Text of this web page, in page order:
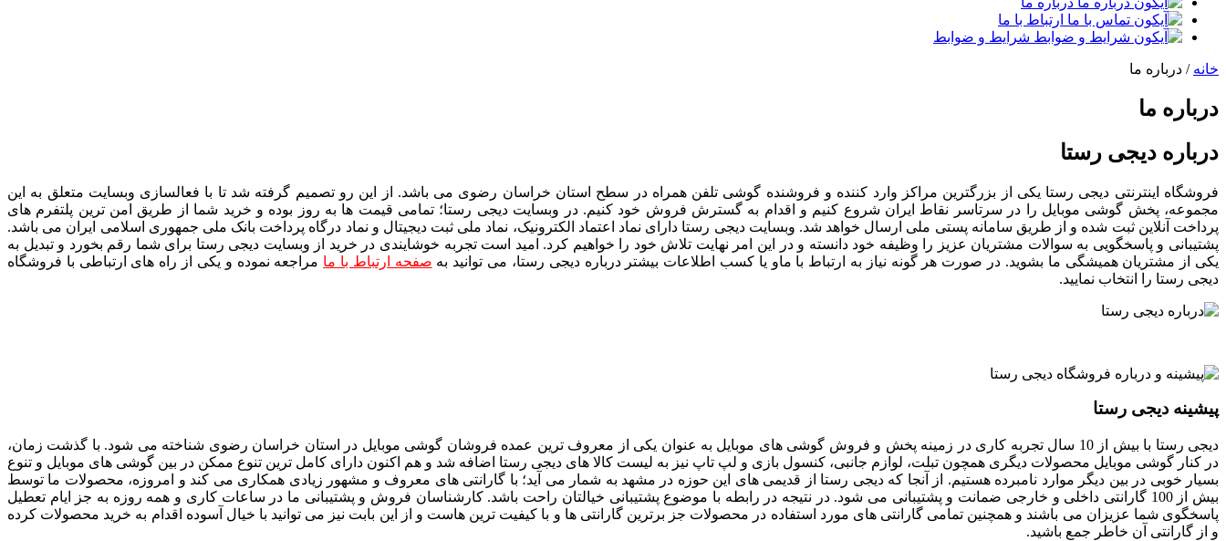
ارتباط با ما
شرایط و ضوابط
خانه / درباره ما
درباره ما
درباره دیجی رستا
فروشگاه اینترنتی دیجی رستا یکی از بزرگترین مراکز وارد کننده و فروشنده گوشی تلفن همراه در سطح استان خراسان رضوی می باشد. از این رو تصمیم گرفته شد تا با فعالسازی وبسایت متعلق به این
مجموعه، پخش گوشی موبایل را در سرتاسر نقاط ایران شروع کنیم و اقدام به گسترش فروش خود کنیم. در وبسایت دیجی رستا؛ تمامی قیمت ها به روز بوده و خرید شما از طریق امن ترین پلتفرم های
پرداخت آنلاین ثبت شده و از طریق سامانه پستی ملی ارسال خواهد شد. وبسایت دیجی رستا دارای نماد اعتماد الکترونیک، نماد ملی ثبت دیجیتال و نماد درگاه پرداخت بانک ملی جمهوری اسلامی ایران می باشد.
پشتیبانی و پاسخگویی به سوالات مشتریان عزیز را وظیفه خود دانسته و در این امر نهایت تلاش خود را خواهیم کرد. امید است تجربه خوشایندی در خرید از وبسایت دیجی رستا برای شما رقم بخورد و تبدیل به
یکی از مشتریان همیشگی ما بشوید. در صورت هر گونه نیاز به ارتباط با ماو یا کسب اطلاعات بیشتر درباره دیجی رستا، می توانید به صفحه ارتباط با ما مراجعه نموده و یکی از راه های ارتباطی با فروشگاه
دیجی رستا را انتخاب نمایید.
پیشینه دیجی رستا
دیجی رستا با بیش از 10 سال تجربه کاری در زمینه پخش و فروش گوشی های موبایل به عنوان یکی از معروف ترین عمده فروشان گوشی موبایل در استان خراسان رضوی شناخته می شود. با گذشت زمان،
در کنار گوشی موبایل محصولات دیگری همچون تبلت، لوازم جانبی، کنسول بازی و لپ تاپ نیز به لیست کالا های دیجی رستا اضافه شد و هم اکنون دارای کامل ترین تنوع ممکن در بین گوشی های موبایل و تنوع
بسیار خوبی در بین دیگر موارد نامبرده هستیم. از آنجا که دیجی رستا از قدیمی های این حوزه در مشهد به شمار می آید؛ با گارانتی های معروف و مشهور زیادی همکاری می کند و امروزه، محصولات ما توسط
بیش از 100 گارانتی داخلی و خارجی ضمانت و پشتیبانی می شود. در نتیجه در رابطه با موضوع پشتیبانی خیالتان راحت باشد. کارشناسان فروش و پشتیبانی ما در ساعات کاری و همه روزه به جز ایام تعطیل
پاسخگوی شما عزیزان می باشند و همچنین تمامی گارانتی های مورد استفاده در محصولات جز برترین گارانتی ها و با کیفیت ترین هاست و از این بابت نیز می توانید با خیال آسوده اقدام به خرید محصولات کرده
و از گارانتی آن خاطر جمع باشید.